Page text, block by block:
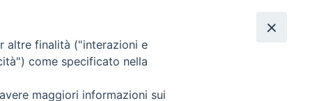
SEGUICI SU
altre finalità ("interazioni e
come specificato nella
maggiori informazioni sui